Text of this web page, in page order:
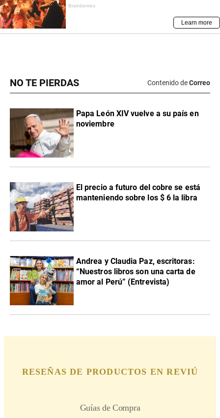
NO TE PIERDAS Contenido deCorreo
Papa León XIV vuelve a su país en
noviembre
El precio a futuro del cobre se está
manteniendo sobre los $ 6 la libra
Andrea y Claudia Paz, escritoras:
“Nuestros libros son una carta de
amor al Perú” (Entrevista)